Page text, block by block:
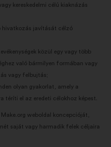
kereskedelmi célú kiaknázás
hivatkozás javítását célzó
közül egy vagy több
való bármilyen formában vagy
vagy felbujtás;
olyan gyakorlat, amely a
téríti el az eredeti célokhoz képest.
weboldal koncepcióját,
saját vagy harmadik felek céljaira